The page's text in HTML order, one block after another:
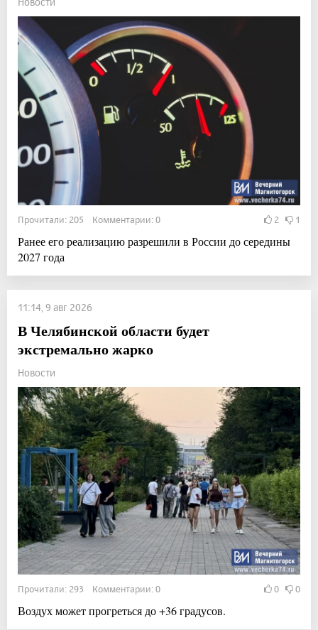
Прочитали: 205 Комментарии: 0 2 1
Ранее его реализацию разрешили в России до середины
2027 года
11:14, 9 авг 2026
В Челябинской области будет
экстремально жарко
Новости
Прочитали: 293 Комментарии: 0 0 0
Воздух может прогреться до +36 градусов.